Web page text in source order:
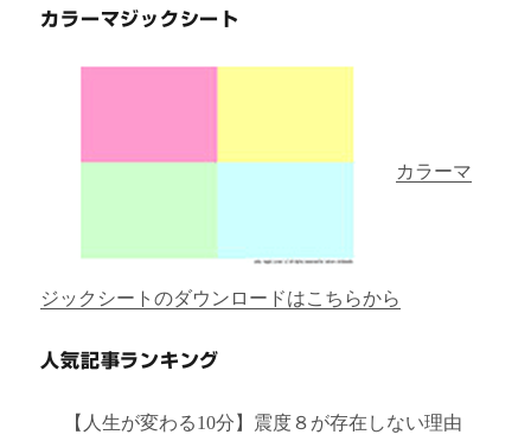
カラーマジックシート
カラーマ
ジックシートのダウンロードはこちらから
人気記事ランキング
【人生が変わる10分】震度８が存在しない理由